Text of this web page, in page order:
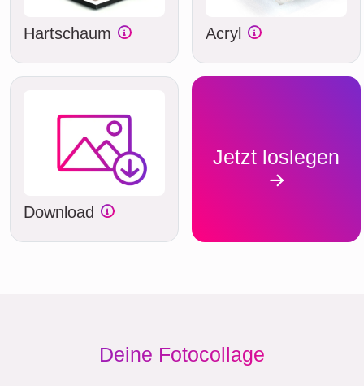
Hartschaum Acryl
Download
Jetzt loslegen
Deine Fotocollage